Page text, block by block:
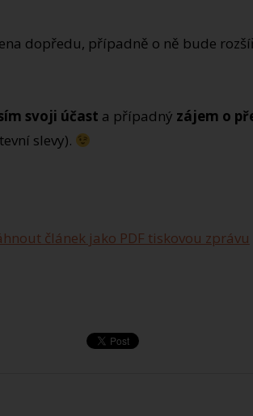
dopředu, případně o ně bude
svoji účast a případný zájem o
slevy).
článek jako PDF tiskovou zprávu